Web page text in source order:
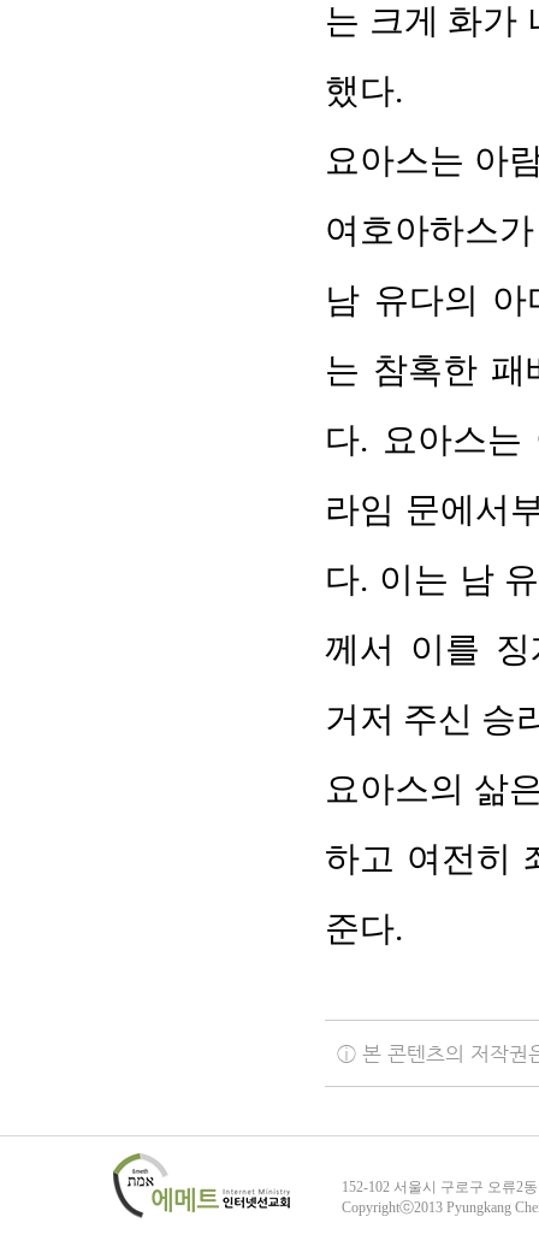
는 크게 화가
했다.
요아스는 아
여호아하스
남 유다의 아
는 참혹한 패
다. 요아스는
라임 문에서
다. 이는 남
께서 이를 징
거저 주신 승
요아스의 삶
하고 여전히
준다.
ⓘ 본 콘텐츠의 저작권
152-102 서울시 구로구 오류2
Copyrightⓒ2013 Pyungkang